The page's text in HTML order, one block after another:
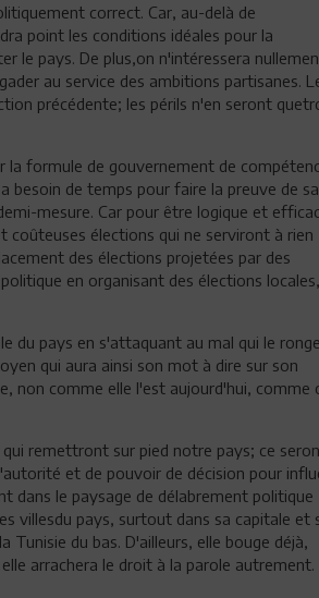
correct. Car, au-delà de
point les conditions idéales pour la
le pays. De plus,on n'intéressera
au service des ambitions partisanes.
précédente; les périls n'en seront
la formule de gouvernement de
besoin de temps pour faire la preuve de sa
mesure. Car pour être logique et
coûteuses élections qui ne serviront à rien
des élections projetées par des
en organisant des élections locales,
du pays en s'attaquant au mal qui le
qui aura ainsi son mot à dire sur son
non comme elle l'est aujourd'hui, comme
qui remettront sur pied notre pays; ce
et de pouvoir de décision pour
dans le paysage de délabrement politique
villesdu pays, surtout dans sa capitale et
Tunisie du bas. D'ailleurs, elle bouge déjà,
arrachera le droit à la parole autrement.